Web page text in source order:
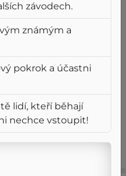
Čistý čas
04 Index
závodech.
známým a
pokrok a účastni
lidí, kteří běhají
nechce vstoupit!